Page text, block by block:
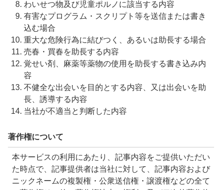
わいせつ物及び児童ポルノに該当する内容
有害なプログラム・スクリプト等を送信または書き
込む場合
重大な危険行為に結びつく、あるいは助長する場合
売春・買春を助長する内容
覚せい剤、麻薬等薬物の使用を助長する書き込み内
容
不健全な出会いを目的とする内容、又は出会いを助
長、誘導する内容
当社が不適当と判断した内容
著作権について
本サービスの利用にあたり、記事内容をご提供いただい
た時点で、記事提供者は当社に対して、記事内容および
ニックネームの複製権・公衆送信権・譲渡権などの全て